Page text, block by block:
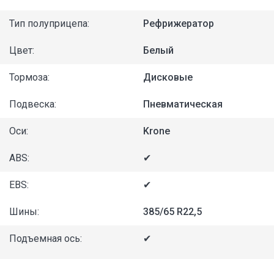
Тип полуприцепа: Рефрижератор
Цвет: Белый
Тормоза: Дисковые
Подвеска: Пневматическая
Оси: Krone
ABS: ✔
EBS: ✔
Шины: 385/65 R22,5
Подъемная ось: ✔